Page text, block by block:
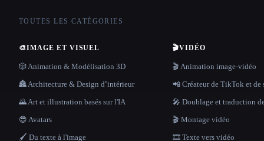
TOUTES LES CATÉGORIES
🎨IMAGE ET VISUEL
🎲 Animation & Modélisation 3D
🏯 Architecture & Design d''intérieur
🌄 Art et illustration basés sur l'IA
😎 Avatars
🖌️ Du texte à l'image
🎬VIDÉO
🎬 Animation image-vidéo
📲 Créateur de TikTok et de
🎤 Doublage et traduction
🎬 Montage vidéo
🎞️ Texte vers vidéo